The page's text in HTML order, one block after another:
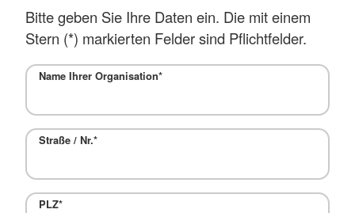
Bitte geben Sie Ihre Daten ein. Die mit einem
Stern (*) markierten Felder sind Pflichtfelder.
Name Ihrer Organisation*
Straße / Nr.*
PLZ*